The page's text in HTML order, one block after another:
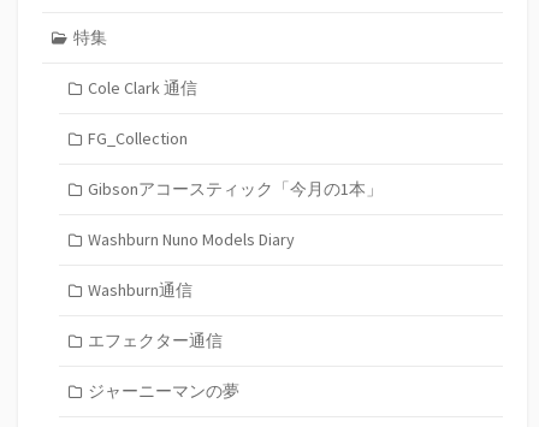
特集
Cole Clark 通信
FG_Collection
Gibsonアコースティック「今月の1本」
Washburn Nuno Models Diary
Washburn通信
エフェクター通信
ジャーニーマンの夢